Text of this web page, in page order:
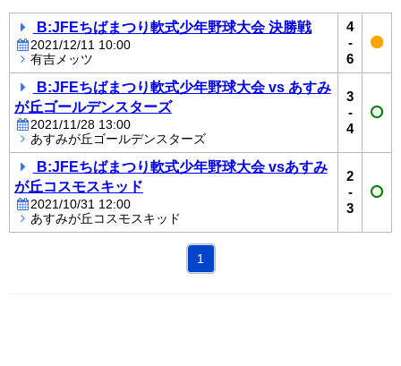
B:JFEちばまつり軟式少年野球大会 決勝戦
2021/12/11 10:00
有吉メッツ
4
-
6
B:JFEちばまつり軟式少年野球大会 vs あすみ
が丘ゴールデンスターズ
2021/11/28 13:00
あすみが丘ゴールデンスターズ
3
-
4
B:JFEちばまつり軟式少年野球大会 vsあすみ
が丘コスモスキッド
2021/10/31 12:00
あすみが丘コスモスキッド
2
-
3
1